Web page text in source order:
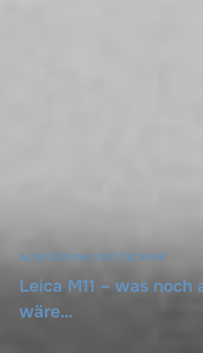
AUSRÜSTUNG UND TECHNIK
Leica M11 – was noch
wäre…